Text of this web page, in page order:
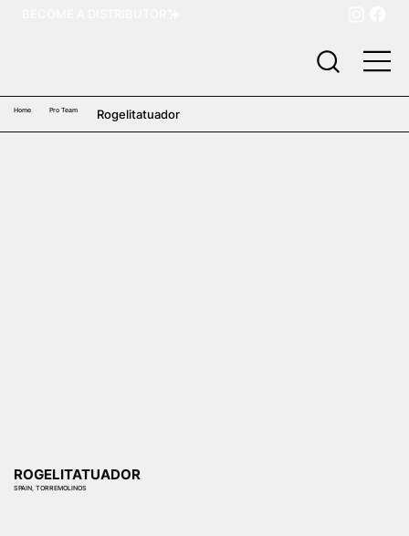
Home Pro Team Rogelitatuador
ROGELITATUADOR
SPAIN, TORREMOLINOS